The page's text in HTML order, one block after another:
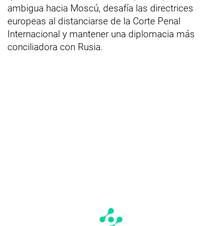
ambigua hacia Moscú, desafía las directrices
europeas al distanciarse de la Corte Penal
Internacional y mantener una diplomacia más
conciliadora con Rusia.